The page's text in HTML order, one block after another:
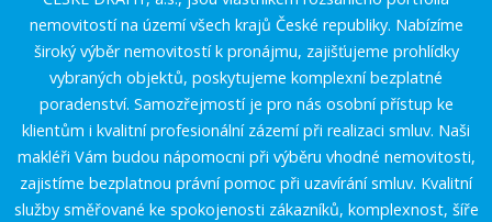
nemovitostí na území všech krajů České republiky. Nabízíme
široký výběr nemovitostí k pronájmu, zajišťujeme prohlídky
vybraných objektů, poskytujeme komplexní bezplatné
poradenství. Samozřejmostí je pro nás osobní přístup ke
klientům i kvalitní profesionální zázemí při realizaci smluv. Naši
makléři Vám budou nápomocni při výběru vhodné nemovitosti,
zajistíme bezplatnou právní pomoc při uzavírání smluv. Kvalitní
služby směřované ke spokojenosti zákazníků, komplexnost, šíře